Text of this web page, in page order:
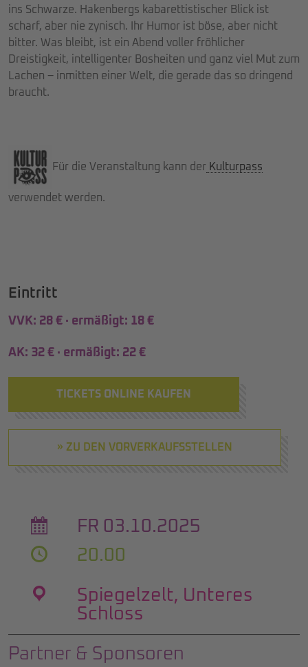
ins Schwarze. Hakenbergs kabarettistischer Blick ist
scharf, aber nie zynisch. Ihr Humor ist böse, aber nicht
bitter. Was bleibt, ist ein Abend voller fröhlicher
Dreistigkeit, intelligenter Bosheiten und ganz viel Mut zum
Lachen – inmitten einer Welt, die gerade das so dringend
braucht.
Für die Veranstaltung kann der Kulturpass
verwendet werden.
Eintritt
VVK: 28 € · ermäßigt: 18 €
AK: 32 € · ermäßigt: 22 €
TICKETS ONLINE KAUFEN
» ZU DEN VORVERKAUFSSTELLEN
FR 03.10.2025
20.00
Spiegelzelt, Unteres
Schloss
Partner & Sponsoren